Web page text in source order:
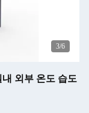
4/6
외부 온도 습도